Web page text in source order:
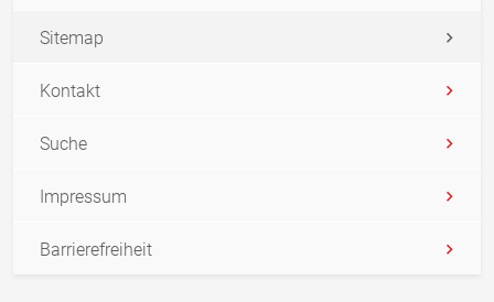
Sitemap
Kontakt
Suche
Impressum
Barrierefreiheit